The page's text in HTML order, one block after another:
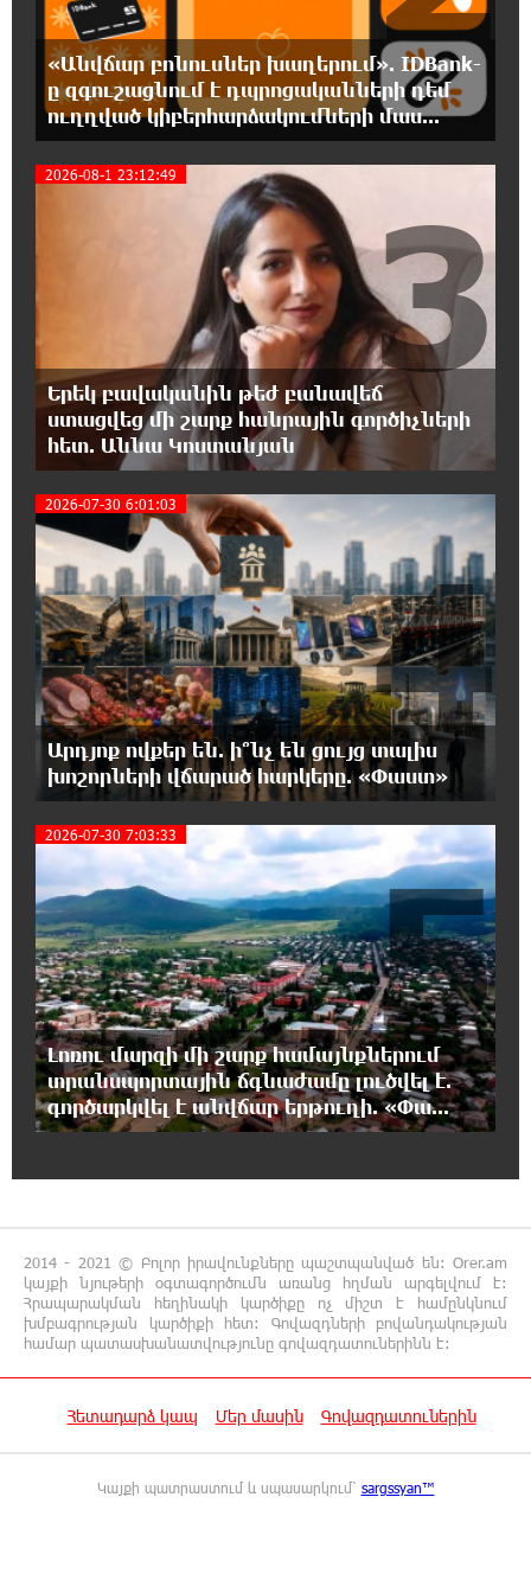
գումարման Ազգային ժողովի առաջին նիստերի և
սպասելիքների/չսպասելիքների մասին. Աննա Կոստանյան
18:27:27 5-08-2026
Սիրո, ազատության ու պարտքի մասին՝
քաղաքականությամբ. Մենուա Սողոմոնյան
18:21:07 5-08-2026
Հանձնվել թուրքական ողորմածությա՞նը,
թե՞ պայքարել մինչև վերջ. ընտրի´ր
պայքարը. Ավետիք Չալաբյանի ուղերձը կալանավայրից
18:16:33 5-08-2026
Ազգային ժողովը լեգիտիմ չէ, քանի որ
իշխանությունը կեղծել է ընտրությունները.
Ցոլակ Ակոպյան
18:11:05 5-08-2026
Մեր երկրում իշխանության և ընդդիմության
անվերջանալի պայքարի մեջ տուժում է
միայն ՀՀ քաղաքացին. Աննա Կոստանյան
18:09:44 5-08-2026
Իրանում այս տարի արդեն հինգ
տասնյակից ավելի մարդ է մահապատժի
ենթարկվել. ՄԱԿ
18:02:08 5-08-2026
Եթե ուսումնասիրենք ասֆալտապատման
աշխատանքները, ապա կբացահայտենք
մեծագույն խախտումներ. Հրայր Կամենդատյան
17:27:06 5-08-2026
IDBank-ը ներկայացնում է նոր Mastercard
World քարտը՝ ճանապարհորդական
առավելություններով և հատուկ արշավով
16:41:40 5-08-2026
Կոնվերս Բանկը և Visa-ն ընդլայնում են
ռազմավարական համագործակցությունը՝
Լինելու եմ սկզբունքային, հետևողական և
անզիջում այնտեղ, որտեղ խոսքը
վերաբերում է արդարությանը, օրենքին և ազգային շահին.
Ղահրամանյան
Ռուսաստանը պետք է վճարի իր
պատճառած ավերածnւթյnւնների համար.
«Անվճար բոնուսներ խաղերում». IDBank-
ը զգուշացնում է դպրոցականների դեմ
ուղղված կիբերհարձակումների մաս...
2026-08-1 23:12:49
Երեկ բավականին թեժ բանավեճ
ստացվեց մի շարք հանրային գործիչների
հետ. Աննա Կոստանյան
3
2026-07-30 6:01:03
Արդյոք ովքեր են. ի՞նչ են ցույց տալիս
խոշորների վճարած հարկերը. «Փաստ»
4
2026-07-30 7:03:33
Լոռու մարզի մի շարք համայնքներում
տրանսպորտային ճգնաժամը լուծվել է.
գործարկվել է անվճար երթուղի. «Փա...
5
2014 - 2021 © Բոլոր իրավունքները պաշտպանված են: Orer.am
կայքի նյութերի օգտագործումն առանց հղման արգելվում է:
Հրապարակման հեղինակի կարծիքը ոչ միշտ է համընկնում
խմբագրության կարծիքի հետ: Գովազդների բովանդակության
համար պատասխանատվությունը գովազդատուներինն է:
Հետադարձ կապ Մեր մասին Գովազդատուներին
Կայքի պատրաստում և սպասարկում՝ sargssyan™